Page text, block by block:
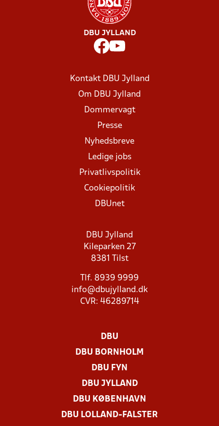
DBU JYLLAND
Kontakt DBU Jylland
Om DBU Jylland
Dommervagt
Presse
Nyhedsbreve
Ledige jobs
Privatlivspolitik
Cookiepolitik
DBUnet
DBU Jylland
Kileparken 27
8381 Tilst
Tlf. 8939 9999
info@dbujylland.dk
CVR: 46289714
DBU
DBU BORNHOLM
DBU FYN
DBU JYLLAND
DBU KØBENHAVN
DBU LOLLAND-FALSTER